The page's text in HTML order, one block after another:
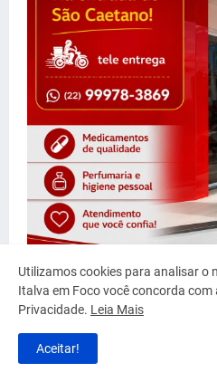
MAIS LIDAS
Utilizamos cookies para analisar o
Italva em Foco você concorda com
Privacidade. Leia Mais
Aceitar!